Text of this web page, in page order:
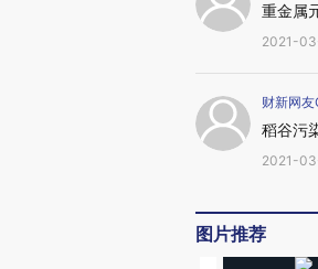
重金属
2021-
财新网
稻谷污
2021-
图片推荐